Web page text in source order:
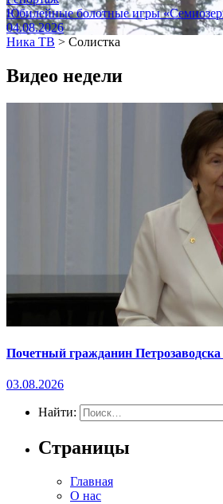
Юбилейные болотные игры
04.08.2026
Ника ТВ > Солистка
Видео недели
Почетный гражданин
03.08.2026
Найти:
Страницы
Главная
О нас